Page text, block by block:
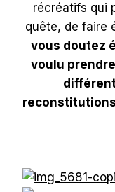
récréatifs qui
quête, de faire
vous doutez
voulu